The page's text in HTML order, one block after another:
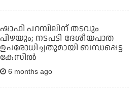
ഷാഫി പറമ്പിലിന് തടവും
പിഴയും; നടപടി ദേശീയപാത
ഉപരോധിച്ചതുമായി ബന്ധപ്പെട്ട
കേസില്‍
6 months ago